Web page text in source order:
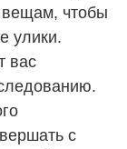
вещам, чтобы
улики.
вас
с